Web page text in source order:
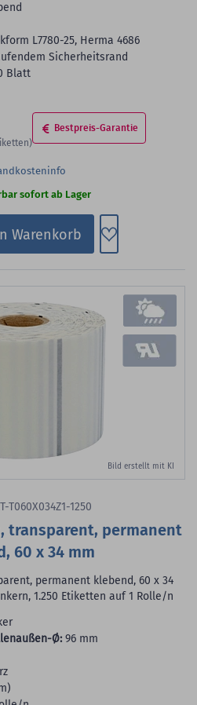
L7780-25, Herma 4686
Sicherheitsrand
Blatt
Bestpreis-Garantie
sofort ab Lager
Warenkorb Zum
Bild erstellt mit KI
T060X034Z1-1250
transparent, permanent
60 x 34 mm
permanent klebend, 60 x 34
1.250 Etiketten auf 1 Rolle/n
Ø: 96 mm